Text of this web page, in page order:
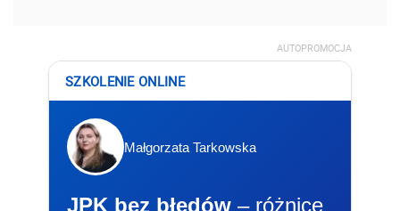
AUTOPROMOCJA
SZKOLENIE ONLINE
Małgorzata Tarkowska
JPK bez błędów – różnice